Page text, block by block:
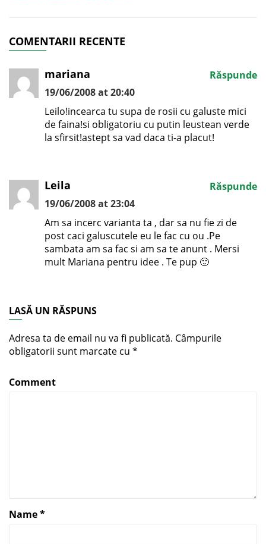
COMENTARII RECENTE
mariana
19/06/2008 at 20:40
Leilo!incearca tu supa de rosii cu galuste mici
de faina!si obligatoriu cu putin leustean verde
la sfirsit!astept sa vad daca ti-a placut!
Răspunde
Leila
19/06/2008 at 23:04
Am sa incerc varianta ta , dar sa nu fie zi de
post caci galuscutele eu le fac cu ou .Pe
sambata am sa fac si am sa te anunt . Mersi
mult Mariana pentru idee . Te pup 🙂
Răspunde
LASĂ UN RĂSPUNS
Adresa ta de email nu va fi publicată. Câmpurile
obligatorii sunt marcate cu *
Comment
Name*